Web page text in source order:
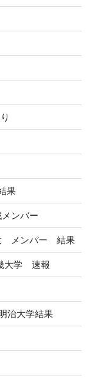
果
ンバー
メンバー 結果
大学 速報
治大学結果